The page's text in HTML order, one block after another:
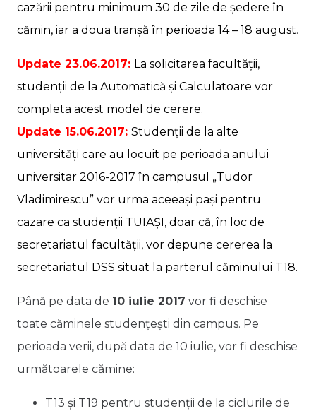
cazării pentru minimum 30 de zile de ședere în
cămin, iar a doua tranșă în perioada 14 – 18 august.
Update 23.06.2017: La solicitarea facultății,
studenții de la Automatică și Calculatoare vor
completa acest model de cerere.
Update 15.06.2017: Studenții de la alte
universități care au locuit pe perioada anului
universitar 2016-2017 în campusul „Tudor
Vladimirescu” vor urma aceeași pași pentru
cazare ca studenții TUIAȘI, doar că, în loc de
secretariatul facultății, vor depune cererea la
secretariatul DSS situat la parterul căminului T18.
Până pe data de 10 iulie 2017 vor fi deschise
toate căminele studențești din campus. Pe
perioada verii, după data de 10 iulie, vor fi deschise
următoarele cămine:
T13 și T19 pentru studenţii de la ciclurile de